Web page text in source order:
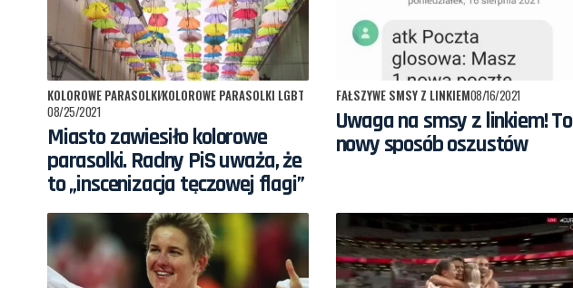
KOLOROWE PARASOLKIKOLOROWE PARASOLKI LGBT
08/25/2021
Miasto zawiesiło kolorowe
parasolki. Radny PiS uważa, że
to „inscenizacja tęczowej flagi”
FAŁSZYWE SMSY Z LINKIEM08/16/2021
Uwaga na smsy z linkiem! To
nowy sposób oszustów